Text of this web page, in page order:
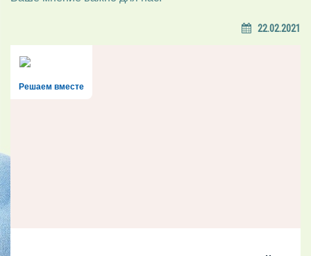
22.02.2021
Решаем вместе